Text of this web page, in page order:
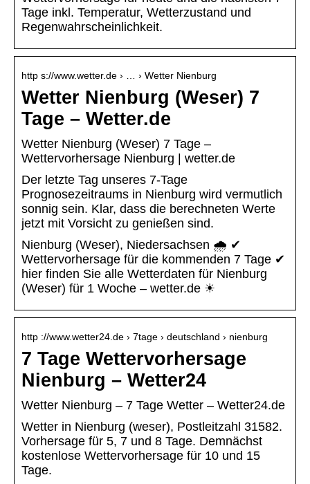
Tage inkl. Temperatur, Wetterzustand und
Regenwahrscheinlichkeit.
http s://www.wetter.de › … › Wetter Nienburg
Wetter Nienburg (Weser) 7
Tage – Wetter.de
Wetter Nienburg (Weser) 7 Tage –
Wettervorhersage Nienburg | wetter.de
Der letzte Tag unseres 7-Tage
Prognosezeitraums in Nienburg wird vermutlich
sonnig sein. Klar, dass die berechneten Werte
jetzt mit Vorsicht zu genießen sind.
Nienburg (Weser), Niedersachsen 🌧️ ✔
Wettervorhersage für die kommenden 7 Tage ✔
hier finden Sie alle Wetterdaten für Nienburg
(Weser) für 1 Woche – wetter.de ☀
http ://www.wetter24.de › 7tage › deutschland › nienburg
7 Tage Wettervorhersage
Nienburg – Wetter24
Wetter Nienburg – 7 Tage Wetter – Wetter24.de
Wetter in Nienburg (weser), Postleitzahl 31582.
Vorhersage für 5, 7 und 8 Tage. Demnächst
kostenlose Wettervorhersage für 10 und 15
Tage.